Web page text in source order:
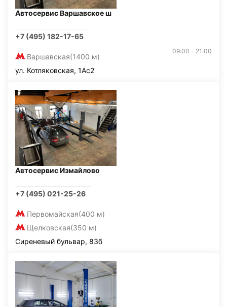
Автосервис Варшавское ш
+7 (495) 182-17-65
Варшавская(1400 м)
09:00 - 21:00
ул. Котляковская, 1Ас2
Автосервис Измайлово
+7 (495) 021-25-26
Первомайская(400 м)
Щелковская(350 м)
Сиреневый бульвар, 83б